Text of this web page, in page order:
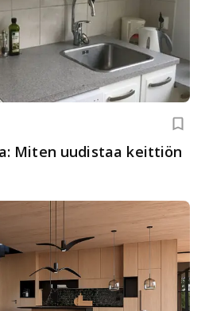
Miten uudistaa keittiön